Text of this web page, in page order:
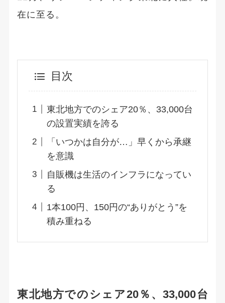
在に至る。
目次
東北地方でのシェア20％、33,000台
の設置実績を誇る
「いつかは自分が…」早くから承継
を意識
自販機は生活のインフラになってい
る
1本100円、150円の“ありがとう”を
積み重ねる
東北地方でのシェア20％、33,000台